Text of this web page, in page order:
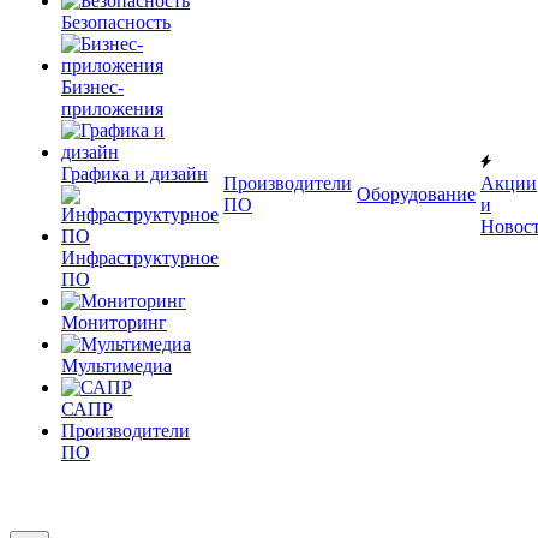
Безопасность
Бизнес-
приложения
Графика и дизайн
Инфраструктурное
ПО
Мониторинг
Мультимедиа
САПР
Производители
ПО
Производители
ПО
Оборудование
Акции
и